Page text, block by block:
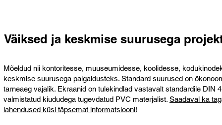
Väiksed ja keskmise suurusega
Mõeldud nii kontoritesse, muuseumidesse, koolidesse,
keskmise suurusega paigaldusteks. Standard suurused on
tarneaeg vajalik. Ekraanid on tulekindlad vastavalt standardile DIN
valmistatud kiududega tugevdatud PVC materjalist. Saadaval ka
lahendused küsi täpsemat informatsiooni!